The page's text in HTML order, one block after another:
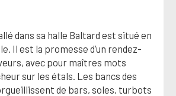
dans sa halle Baltard est situé en
Il est la promesse d’un rendez-
avec pour maîtres mots
sur les étals. Les bancs des
de bars, soles, turbots